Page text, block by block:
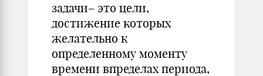
задачи– это цели,
достижение которых
желательно к
определенному моменту
времени впределах периода,